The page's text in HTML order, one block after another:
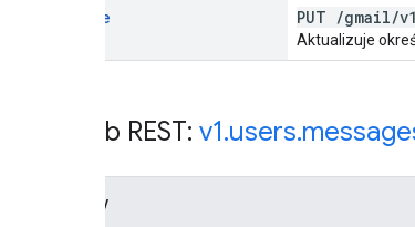
update PUT /gmail/v1
Aktualizuje
Zasób REST: v1.users.
Metody